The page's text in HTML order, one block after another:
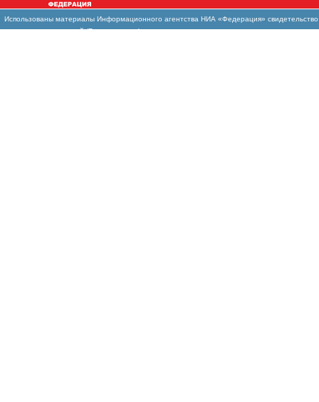
Использованы материалы Информационного агентства НИА «Федерация»
массовых коммуникаций (Роскомнадзор)